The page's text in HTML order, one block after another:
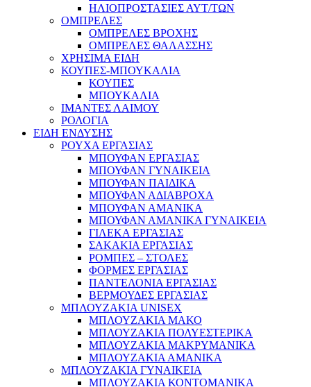
ΗΛΙΟΠΡΟΣΤΑΣΙΕΣ ΑΥΤ/ΤΩΝ
ΟΜΠΡΕΛΕΣ
ΟΜΠΡΕΛΕΣ ΒΡΟΧΗΣ
ΟΜΠΡΕΛΕΣ ΘΑΛΑΣΣΗΣ
ΧΡΗΣΙΜΑ ΕΙΔΗ
ΚΟΥΠΕΣ-ΜΠΟΥΚΑΛΙΑ
ΚΟΥΠΕΣ
ΜΠΟΥΚΑΛΙΑ
ΙΜΑΝΤΕΣ ΛΑΙΜΟΥ
ΡΟΛΟΓΙΑ
ΕΙΔΗ ΕΝΔΥΣΗΣ
ΡΟΥΧΑ ΕΡΓΑΣΙΑΣ
ΜΠΟΥΦΑΝ ΕΡΓΑΣΙΑΣ
ΜΠΟΥΦΑΝ ΓΥΝΑΙΚΕΙΑ
ΜΠΟΥΦΑΝ ΠΑΙΔΙΚΑ
ΜΠΟΥΦΑΝ ΑΔΙΑΒΡΟΧΑ
ΜΠΟΥΦΑΝ ΑΜΑΝΙΚΑ
ΜΠΟΥΦΑΝ ΑΜΑΝΙΚΑ ΓΥΝΑΙΚΕΙΑ
ΓΙΛΕΚΑ ΕΡΓΑΣΙΑΣ
ΣΑΚΑΚΙΑ ΕΡΓΑΣΙΑΣ
ΡΟΜΠΕΣ – ΣΤΟΛΕΣ
ΦΟΡΜΕΣ ΕΡΓΑΣΙΑΣ
ΠΑΝΤΕΛΟΝΙΑ ΕΡΓΑΣΙΑΣ
ΒΕΡΜΟΥΔΕΣ ΕΡΓΑΣΙΑΣ
ΜΠΛΟΥΖΑΚΙΑ UNISEX
ΜΠΛΟΥΖΑΚΙΑ ΜΑΚΟ
ΜΠΛΟΥΖΑΚΙΑ ΠΟΛΥΕΣΤΕΡΙΚΑ
ΜΠΛΟΥΖΑΚΙΑ ΜΑΚΡΥΜΑΝΙΚΑ
ΜΠΛΟΥΖΑΚΙΑ ΑΜΑΝΙΚΑ
ΜΠΛΟΥΖΑΚΙΑ ΓΥΝΑΙΚΕΙΑ
ΜΠΛΟΥΖΑΚΙΑ ΚΟΝΤΟΜΑΝΙΚΑ